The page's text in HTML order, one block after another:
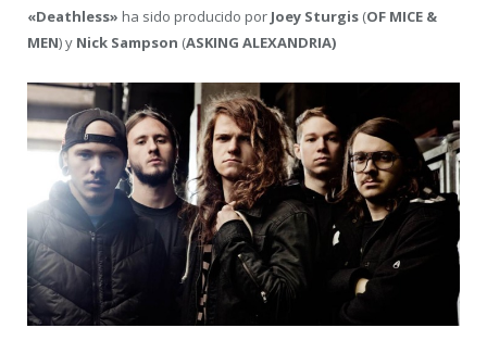
«Deathless» ha sido producido por Joey Sturgis (OF MICE &
MEN) y Nick Sampson (ASKING ALEXANDRIA)